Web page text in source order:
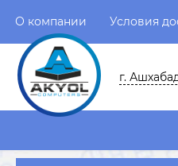
О компании Условия
г.